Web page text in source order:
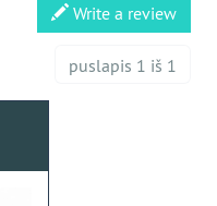
Write a review
puslapis 1 iš 1